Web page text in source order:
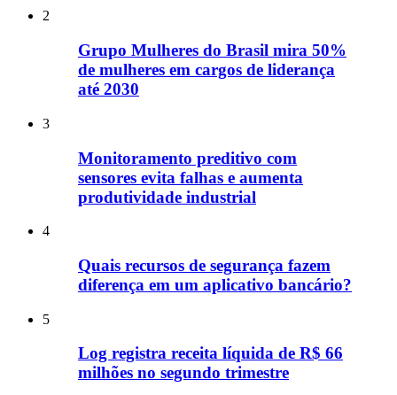
2
Grupo Mulheres do Brasil mira 50%
de mulheres em cargos de liderança
até 2030
3
Monitoramento preditivo com
sensores evita falhas e aumenta
produtividade industrial
4
Quais recursos de segurança fazem
diferença em um aplicativo bancário?
5
Log registra receita líquida de R$ 66
milhões no segundo trimestre